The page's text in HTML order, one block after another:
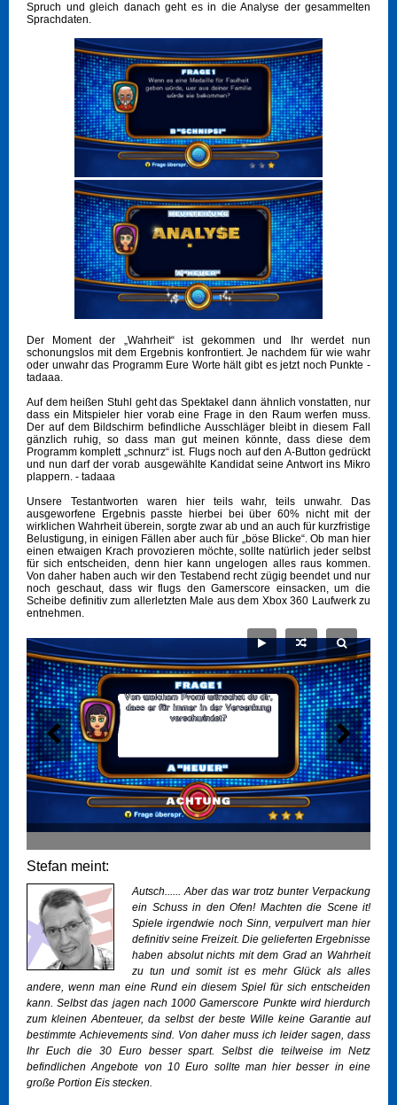
Spruch und gleich danach geht es in die Analyse der gesammelten
Sprachdaten.
Der Moment der „Wahrheit“ ist gekommen und Ihr werdet nun
schonungslos mit dem Ergebnis konfrontiert. Je nachdem für wie wahr
oder unwahr das Programm Eure Worte hält gibt es jetzt noch Punkte -
tadaaa.
Auf dem heißen Stuhl geht das Spektakel dann ähnlich vonstatten, nur
dass ein Mitspieler hier vorab eine Frage in den Raum werfen muss.
Der auf dem Bildschirm befindliche Ausschläger bleibt in diesem Fall
gänzlich ruhig, so dass man gut meinen könnte, dass diese dem
Programm komplett „schnurz“ ist. Flugs noch auf den A-Button gedrückt
und nun darf der vorab ausgewählte Kandidat seine Antwort ins Mikro
plappern. - tadaaa
Unsere Testantworten waren hier teils wahr, teils unwahr. Das
ausgeworfene Ergebnis passte hierbei bei über 60% nicht mit der
wirklichen Wahrheit überein, sorgte zwar ab und an auch für kurzfristige
Belustigung, in einigen Fällen aber auch für „böse Blicke“. Ob man hier
einen etwaigen Krach provozieren möchte, sollte natürlich jeder selbst
für sich entscheiden, denn hier kann ungelogen alles raus kommen.
Von daher haben auch wir den Testabend recht zügig beendet und nur
noch geschaut, dass wir flugs den Gamerscore einsacken, um die
Scheibe definitiv zum allerletzten Male aus dem Xbox 360 Laufwerk zu
entnehmen.
Stefan meint:
Autsch...... Aber das war trotz bunter Verpackung
ein Schuss in den Ofen! Machten die Scene it!
Spiele irgendwie noch Sinn, verpulvert man hier
definitiv seine Freizeit. Die gelieferten Ergebnisse
haben absolut nichts mit dem Grad an Wahrheit
zu tun und somit ist es mehr Glück als alles
andere, wenn man eine Rund ein diesem Spiel für sich entscheiden
kann. Selbst das jagen nach 1000 Gamerscore Punkte wird hierdurch
zum kleinen Abenteuer, da selbst der beste Wille keine Garantie auf
bestimmte Achievements sind. Von daher muss ich leider sagen, dass
Ihr Euch die 30 Euro besser spart. Selbst die teilweise im Netz
befindlichen Angebote von 10 Euro sollte man hier besser in eine
große Portion Eis stecken.